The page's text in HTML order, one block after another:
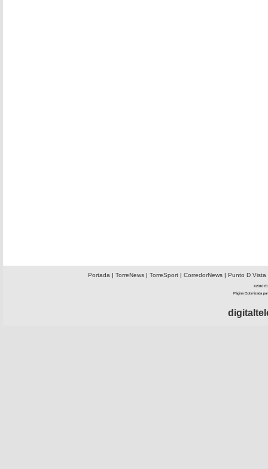
Portada | TorreNews| TorreSport| CorredorNews| Punto D Vista
©2010 El
Página Optimizada